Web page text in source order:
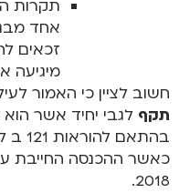
תקרות
אחד
זכאים
מיגיעה
חשוב לציין כי האמור
תקף לגבי יחיד אשר הוא
2018.